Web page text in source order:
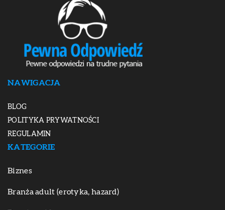
NAWIGACJA
BLOG
POLITYKA PRYWATNOŚCI
REGULAMIN
KATEGORIE
Biznes
Branża adult (erotyka, hazard)